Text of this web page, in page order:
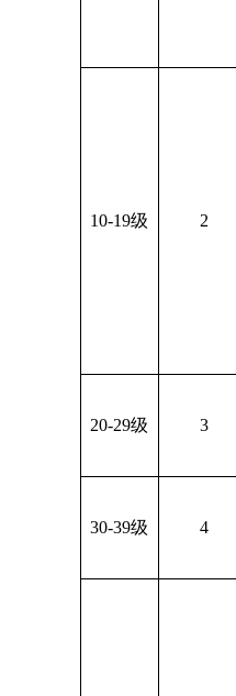
10-19级 2
20-29级 3
30-39级 4